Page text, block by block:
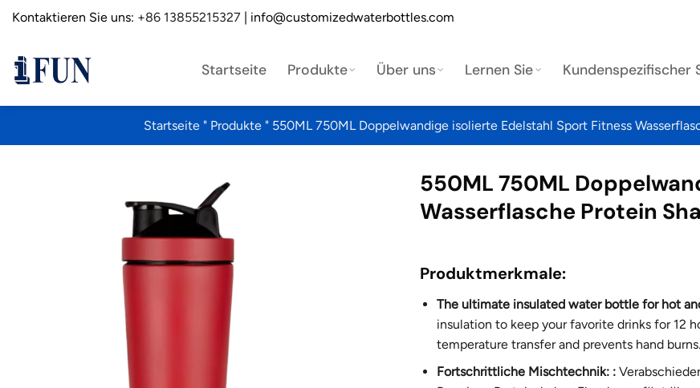
ZumKontaktieren Sie uns: +86 13855215327 | info@customizedwaterbottles.com
Startseite Produkte Über uns Lernen Sie Kundenspezifischer
Startseite" Produkte" 550ML 750ML Doppelwandige isolierte Edelstahl Sport Fitness
550ML 750ML
Wasserflasche Protein
Produktmerkmale:
The ultimate insulated water bottle for hot
insulation to keep your favorite drinks for 12
temperature transfer and prevents hand
Fortschrittliche Mischtechnik: :